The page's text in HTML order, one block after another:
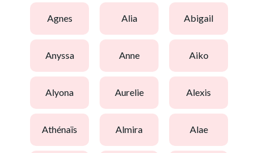
agnes alia abigail
anyssa anne aiko
alyona aurelie alexis
athénaïs almira alae